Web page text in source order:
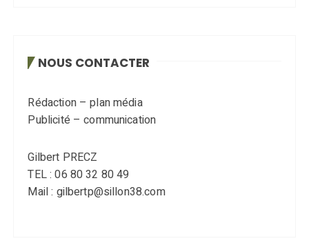
NOUS CONTACTER
Rédaction – plan média
Publicité – communication
Gilbert PRECZ
TEL : 06 80 32 80 49
Mail : gilbertp@sillon38.com